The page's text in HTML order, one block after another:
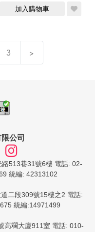
加入購物車
3
公司
513巷31號6樓 電話: 02-
統編: 42313102
二段309號15樓之2 電話:
統編:14971499
高斕大廈911室 電話: 010-